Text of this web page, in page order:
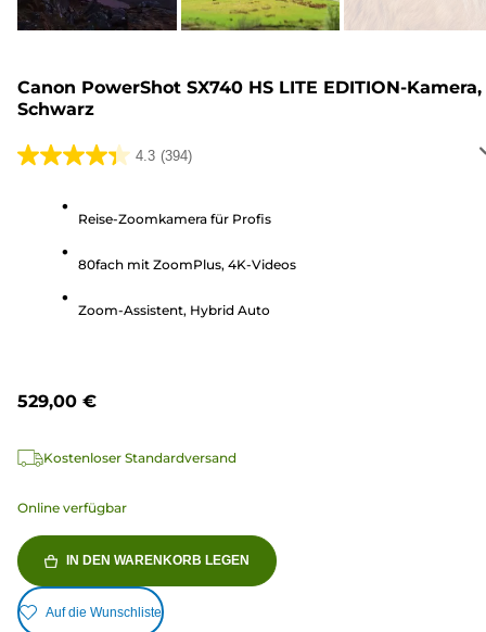
Canon PowerShot SX740 HS LITE EDITION-Kamera,
Schwarz
4.3 (394)
4.3
Sternen.
Bewertungen
Reise-Zoomkamera für Profis
80fach mit ZoomPlus, 4K-Videos
Zoom-Assistent, Hybrid Auto
529,00 €
Kostenloser Standardversand
Online verfügbar
IN DEN WARENKORB LEGEN
Auf die Wunschliste